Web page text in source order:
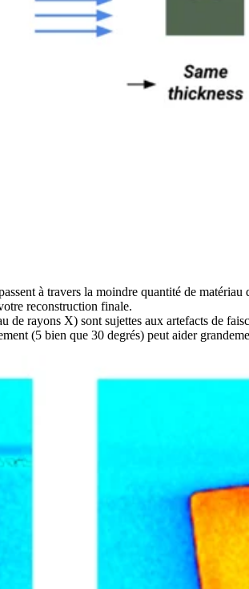
à travers la moindre quantité de
reconstruction finale.
rayons X) sont sujettes aux artefacts de
(5 bien que 30 degrés) peut aider